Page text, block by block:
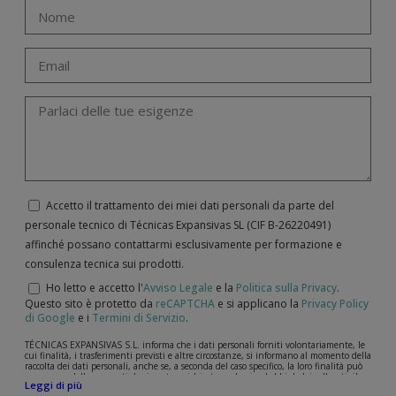
Accetto il trattamento dei miei dati personali da parte del
personale tecnico di Técnicas Expansivas SL (CIF B-­26220491)
affinché possano contattarmi esclusivamente per formazione e
consulenza tecnica sui prodotti.
Ho letto e accetto l'Avviso Legale e la Politica sulla Privacy.
Questo sito è protetto da reCAPTCHA e si applicano la Privacy Policy
di Google e i Termini di Servizio.
TÉCNICAS EXPANSIVAS S.L. informa che i dati personali forniti volontariamente, le
cui finalità, i trasferimenti previsti e altre circostanze, si informano al momento della
raccolta dei dati personali, anche se, a seconda del caso specifico, la loro finalità può
essere una delle seguenti: la risposta a richieste, reclami o dubbi da lei sollevati, il
mantenimento della relazione stabilita, la gestione integrale e commerciale dei
Leggi di più